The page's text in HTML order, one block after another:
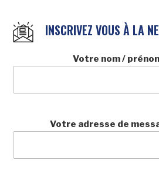
INSCRIVEZ VOUS À LA
Votre nom /
Votre adresse de